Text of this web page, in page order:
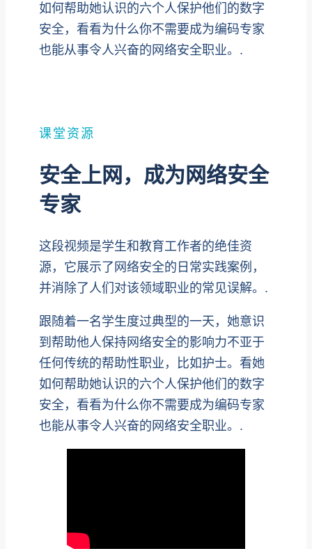
如何帮助她认识的六个人保护他们的数字
安全，看看为什么你不需要成为编码专家
也能从事令人兴奋的网络安全职业。.
课堂资源
安全上网，成为网络安全
专家
这段视频是学生和教育工作者的绝佳资
源，它展示了网络安全的日常实践案例，
并消除了人们对该领域职业的常见误解。.
跟随着一名学生度过典型的一天，她意识
到帮助他人保持网络安全的影响力不亚于
任何传统的帮助性职业，比如护士。看她
如何帮助她认识的六个人保护他们的数字
安全，看看为什么你不需要成为编码专家
也能从事令人兴奋的网络安全职业。.